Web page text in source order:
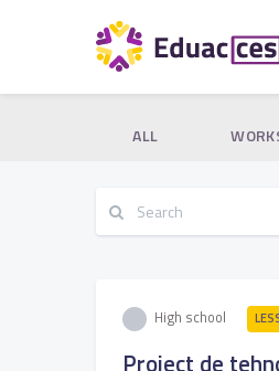
ALL
High school
Proiect de